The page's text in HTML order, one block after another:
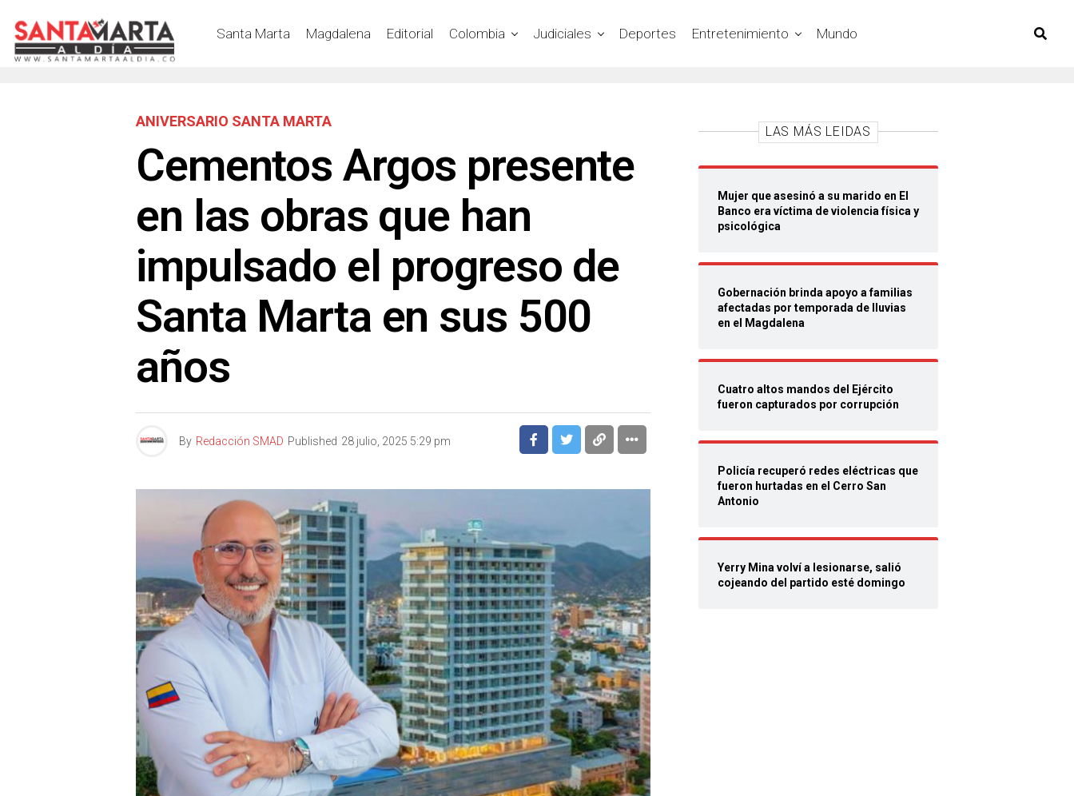
Santa Marta Magdalena Editorial Colombia Judiciales Deportes Entretenimiento Mundo
ANIVERSARIO SANTA MARTA
Cementos Argos presente
en las obras que han
impulsado el progreso de
Santa Marta en sus 500
años
By Redacción SMAD Published 28 julio, 2025 5:29 pm
LAS MÁS LEIDAS
Mujer que asesinó a su marido en El
Banco era víctima de violencia física y
psicológica
Gobernación brinda apoyo a familias
afectadas por temporada de lluvias
en el Magdalena
Cuatro altos mandos del Ejército
fueron capturados por corrupción
Policía recuperó redes eléctricas que
fueron hurtadas en el Cerro San
Antonio
Yerry Mina volví a lesionarse, salió
cojeando del partido esté domingo